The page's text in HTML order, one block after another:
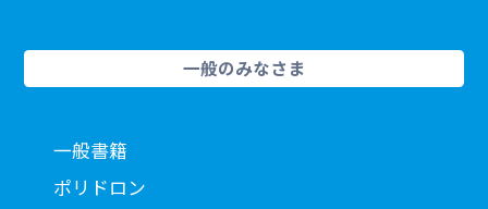
一般のみなさま
一般書籍
ポリドロン